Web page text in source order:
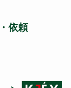
依頼